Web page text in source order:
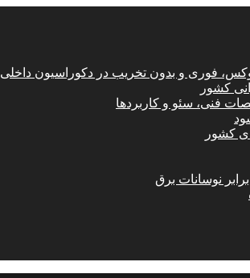
فوری و بدون تخریب در دکوراسیون داخلی
کشور
فنی، سئو و کاربردها
نوسانات برق